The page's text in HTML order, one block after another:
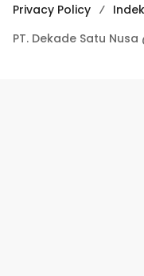
Privacy Policy
PT. Dekade Satu